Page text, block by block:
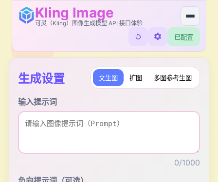
Kling Image
可灵（Kling）图像生成模型 API 接口体验
已配置
生成设置 文生图 扩图 多图参考生图
输入提示词
0/1000